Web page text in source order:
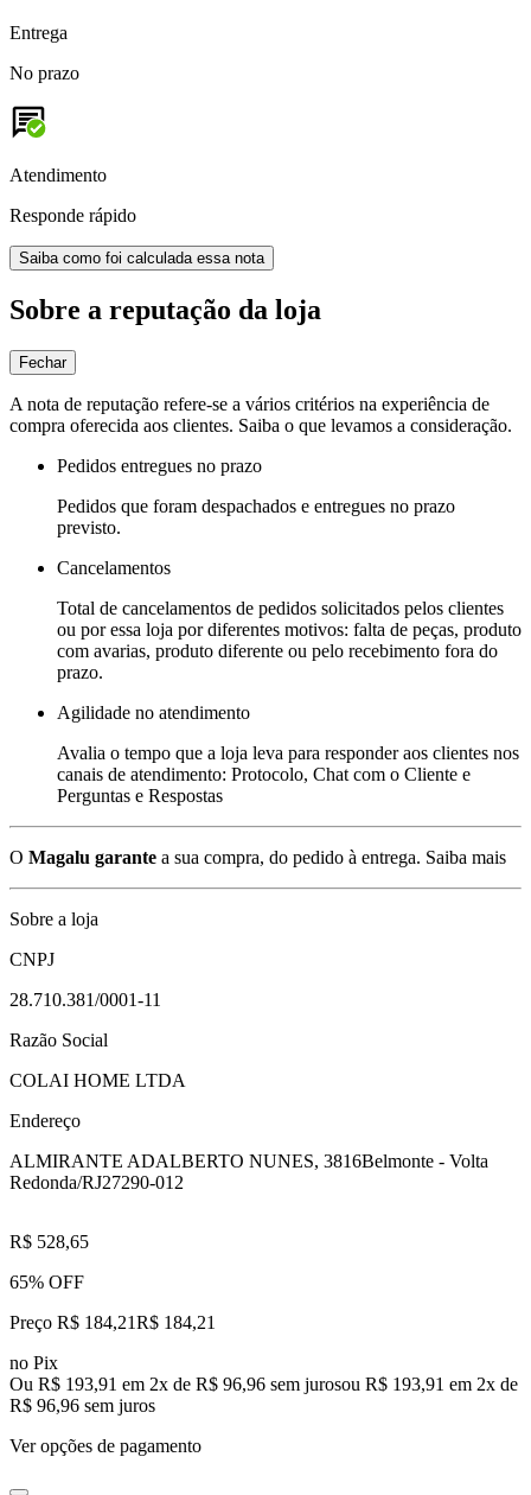
Entrega
No prazo
Atendimento
Responde rápido
Saiba como foi calculada essa nota
Sobre a reputação da loja
Fechar
A nota de reputação refere-se a vários critérios na experiência de
compra oferecida aos clientes. Saiba o que levamos a consideração.
Pedidos entregues no prazo
Pedidos que foram despachados e entregues no prazo
previsto.
Cancelamentos
Total de cancelamentos de pedidos solicitados pelos clientes
ou por essa loja por diferentes motivos: falta de peças, produto
com avarias, produto diferente ou pelo recebimento fora do
prazo.
Agilidade no atendimento
Avalia o tempo que a loja leva para responder aos clientes nos
canais de atendimento: Protocolo, Chat com o Cliente e
Perguntas e Respostas
O Magalu garante a sua compra, do pedido à entrega. Saiba mais
Sobre a loja
CNPJ
28.710.381/0001-11
Razão Social
COLAI HOME LTDA
Endereço
ALMIRANTE ADALBERTO NUNES, 3816Belmonte - Volta
Redonda/RJ27290-012
R$ 528,65
65% OFF
Preço R$ 184,21R$ 184,21
no Pix
Ou R$ 193,91 em 2x de R$ 96,96 sem jurosou R$ 193,91 em 2x de
R$ 96,96 sem juros
Ver opções de pagamento